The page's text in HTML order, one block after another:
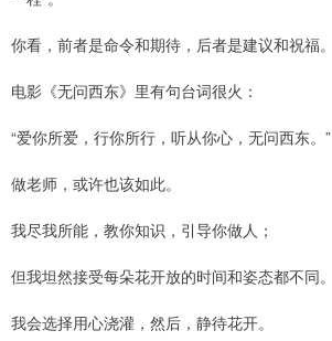
你看，前者是命令和期待，后者是建议和祝福。
电影《无问西东》里有句台词很火：
“爱你所爱，行你所行，听从你心，无问西东。”
做老师，或许也该如此。
我尽我所能，教你知识，引导你做人；
但我坦然接受每朵花开放的时间和姿态都不同。
我会选择用心浇灌，然后，静待花开。